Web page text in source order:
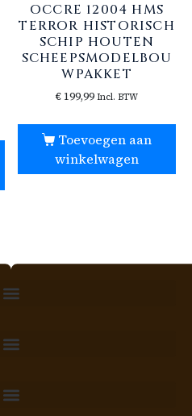
OCCRE 12004 HMS
TERROR HISTORISCH
SCHIP HOUTEN
SCHEEPSMODELBOU
WPAKKET
€ 199,99 Incl. BTW
Toevoegen aan
winkelwagen